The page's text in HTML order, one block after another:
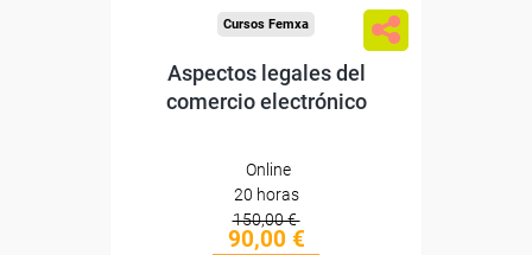
Cursos Femxa
Aspectos legales del
comercio electrónico
Online
20 horas
150,00 €
90,00 €